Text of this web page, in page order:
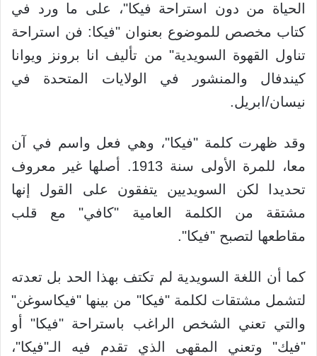
الحياة من دون استراحة فيكا"، على ما ورد في
كتاب مخصص للموضوع بعنوان "فيكا: فن استراحة
تناول القهوة السويدية" من تأليف انا برونز ويوانا
كيندفال والمنشور في الولايات المتحدة في
نيسان/ابريل.
وقد ظهرت كلمة "فيكا"، وهي فعل واسم في آن
معا، للمرة الأولى سنة 1913. أصلها غير معروف
تحديدا لكن السويديين يتفقون على القول إنها
مشتقة من الكلمة العامية "كافي" مع قلب
مقاطعها لتصبح "فيكا".
كما أن اللغة السويدية لم تكتف بهذا الحد بل تعدته
لتشمل مشتقات لكلمة "فيكا" من بينها "فيكاسوغن"
والتي تعني الشخص الراغب باستراحة "فيكا" أو
"فيك" وتعني المقهى الذي تقدم فيه الـ"فيكا"،